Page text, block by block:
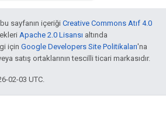
sayfanın içeriği Creative Commons Atıf 4.0
Apache 2.0 Lisansı altında
için Google Developers Site Politikaları'na
satış ortaklarının tescilli ticari markasıdır.
02-03 UTC.